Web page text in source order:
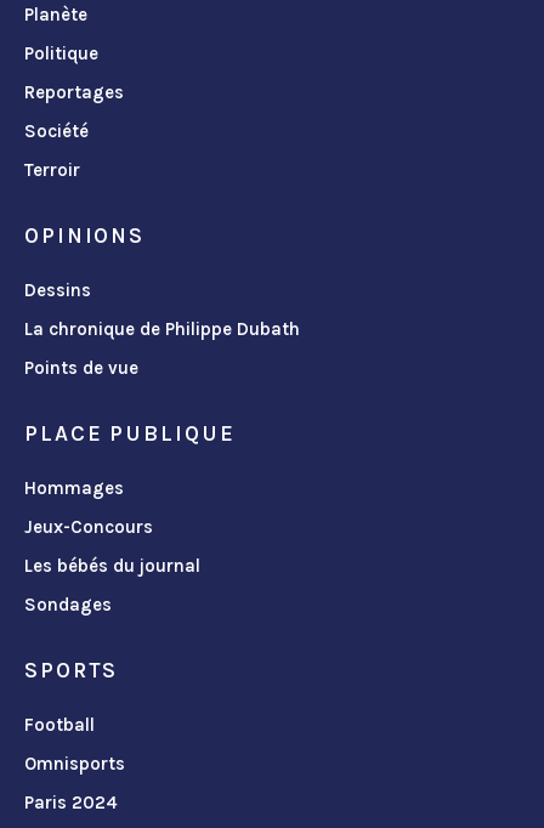
Planète
Politique
Reportages
Société
Terroir
OPINIONS
Dessins
La chronique de Philippe Dubath
Points de vue
PLACE PUBLIQUE
Hommages
Jeux-Concours
Les bébés du journal
Sondages
SPORTS
Football
Omnisports
Paris 2024